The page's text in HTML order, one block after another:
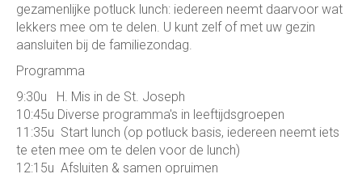
gezamenlijke potluck lunch: iedereen neemt daarvoor wat
lekkers mee om te delen. U kunt zelf of met uw gezin
aansluiten bij de familiezondag.
Programma
9:30u H. Mis in de St. Joseph
10:45u Diverse programma's in leeftijdsgroepen
11:35u Start lunch (op potluck basis, iedereen neemt iets
te eten mee om te delen voor de lunch)
12:15u Afsluiten & samen opruimen